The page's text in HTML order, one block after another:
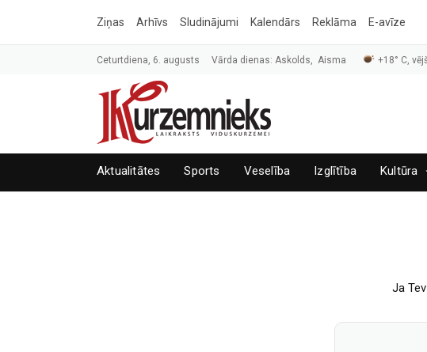
Ziņas Arhīvs Sludinājumi Kalendārs Reklāma E-avīze
Ceturtdiena, 6. augusts Vārda dienas: Askolds, Aisma +18° C,
Aktualitātes Sports Veselība Izglītība Kultūra
Ja